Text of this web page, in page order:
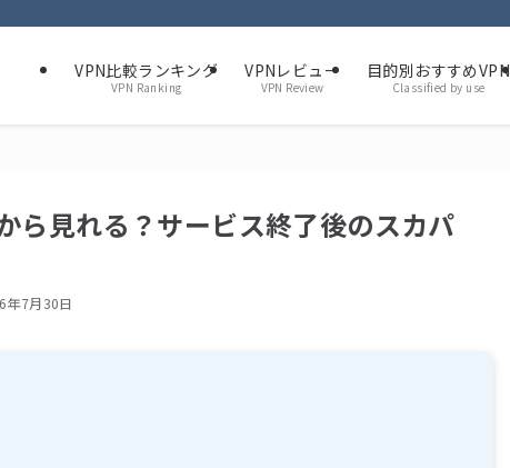
VPN比較ランキング
VPN Ranking
VPNレビュー
VPN Review
目的別おすすめVPN
Classified by use
ら見れる？サービス終了後のスカパ
年7月30日